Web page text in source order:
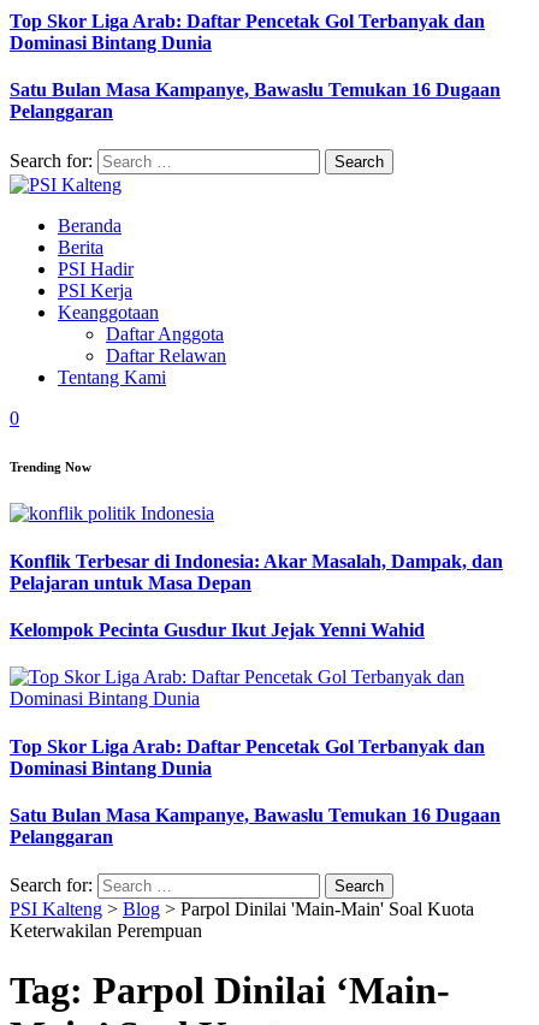
Top Skor Liga Arab: Daftar Pencetak Gol Terbanyak dan
Dominasi Bintang Dunia
Satu Bulan Masa Kampanye, Bawaslu Temukan 16 Dugaan
Pelanggaran
Search for:
Beranda
Berita
PSI Hadir
PSI Kerja
Keanggotaan
Daftar Anggota
Daftar Relawan
Tentang Kami
0
Trending Now
Konflik Terbesar di Indonesia: Akar Masalah, Dampak, dan
Pelajaran untuk Masa Depan
Kelompok Pecinta Gusdur Ikut Jejak Yenni Wahid
Top Skor Liga Arab: Daftar Pencetak Gol Terbanyak dan
Dominasi Bintang Dunia
Satu Bulan Masa Kampanye, Bawaslu Temukan 16 Dugaan
Pelanggaran
Search for:
PSI Kalteng > Blog > Parpol Dinilai 'Main-Main' Soal Kuota
Keterwakilan Perempuan
Tag: Parpol Dinilai ‘Main-